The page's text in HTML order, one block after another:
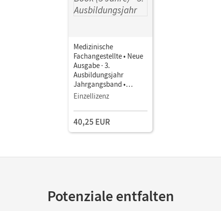
Medizinische
Fachangestellte • Neue
Ausgabe · 3.
Ausbildungsjahr
Jahrgangsband •
Schulbuch als E-Book (3
Einzellizenz
40,25 EUR
Potenziale entfalten